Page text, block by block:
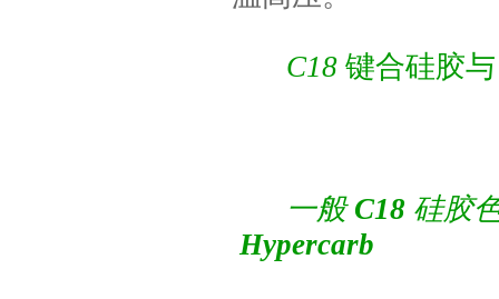
C18 键合硅胶
一般 C18
Hypercarb